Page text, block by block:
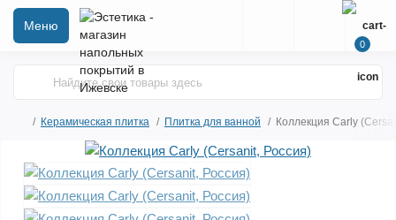
Меню
0
Керамическая плитка Плитка для ванной Коллекция Carly